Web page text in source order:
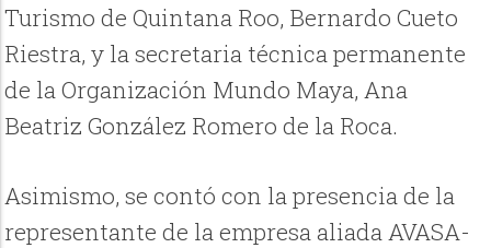
Turismo de Quintana Roo, Bernardo Cueto
Riestra, y la secretaria técnica permanente
de la Organización Mundo Maya, Ana
Beatriz González Romero de la Roca.
Asimismo, se contó con la presencia de la
representante de la empresa aliada AVASA-